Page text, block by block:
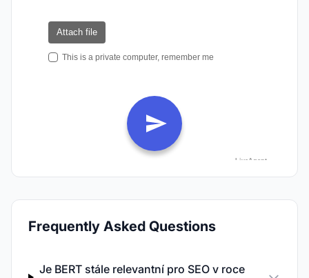
Frequently Asked Questions
Je BERT stále relevantní pro SEO v roce